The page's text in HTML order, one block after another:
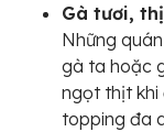
Gà tươi,
Những
gà ta hoặc
ngọt thịt khi
topping đa